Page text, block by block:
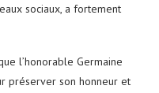
sociaux, a fortement
l’honorable Germaine
préserver son honneur et